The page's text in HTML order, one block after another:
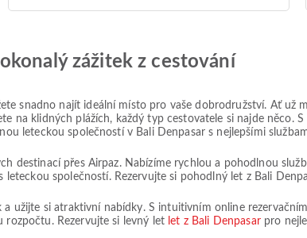
zážitek z cestování
snadno najít ideální místo pro vaše dobrodružství. Ať už
na klidných plážích, každý typ cestovatele si najde něco.
leteckou společností v Bali Denpasar s nejlepšími
destinací přes Airpaz. Nabízíme rychlou a pohodlnou
společností. Rezervujte si pohodlný let z Bali
užijte si atraktivní nabídky. S intuitivním online
rozpočtu. Rezervujte si levný let let z Bali Denpasarpro